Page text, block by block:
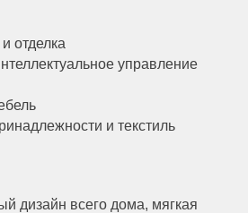
отделка
управление
и текстиль
дизайн всего дома, мягкая